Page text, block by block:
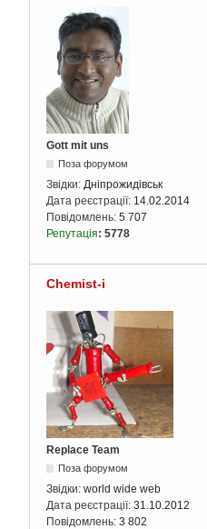
Gott mit uns
Поза форумом
Звідки: Дніпрожидівськ
Дата реєстрації: 14.02.2014
Повідомлень: 5 707
Репутація: 5778
Chemist-i
Replace Team
Поза форумом
Звідки: world wide web
Дата реєстрації: 31.10.2012
Повідомлень: 3 802